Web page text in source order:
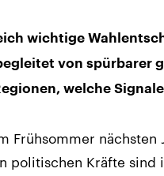
wichtige
von spürbarer
welche
Frühsommer nächsten
politischen Kräfte sind